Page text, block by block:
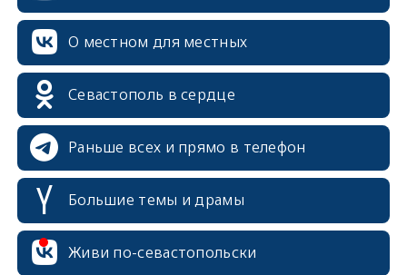
О местном для местных
Севастополь в сердце
Раньше всех и прямо в телефон
Большие темы и драмы
Живи по-севастопольски